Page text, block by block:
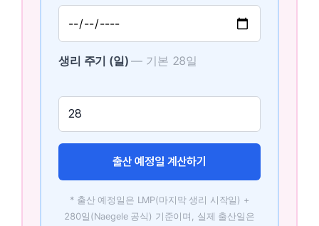
생리 주기 (일)— 기본 28일
출산 예정일 계산하기
* 출산 예정일은 LMP(마지막 생리 시작일) +
280일(Naegele 공식) 기준이며, 실제 출산일은